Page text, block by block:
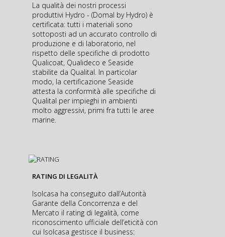
La qualità dei nostri processi
produttivi Hydro - (Domal by Hydro) è
certificata: tutti i materiali sono
sottoposti ad un accurato controllo di
produzione e di laboratorio, nel
rispetto delle specifiche di prodotto
Qualicoat, Qualideco e Seaside
stabilite da Qualital. In particolar
modo, la certificazione Seaside
attesta la conformità alle specifiche di
Qualital per impieghi in ambienti
molto aggressivi, primi fra tutti le aree
marine.
RATING DI LEGALITÀ
Isolcasa ha conseguito dall’Autorità
Garante della Concorrenza e del
Mercato il rating di legalità, come
riconoscimento ufficiale dell’eticità con
cui Isolcasa gestisce il business: